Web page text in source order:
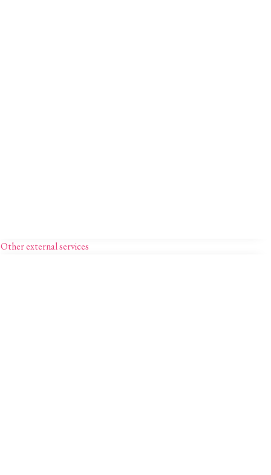
Other external services